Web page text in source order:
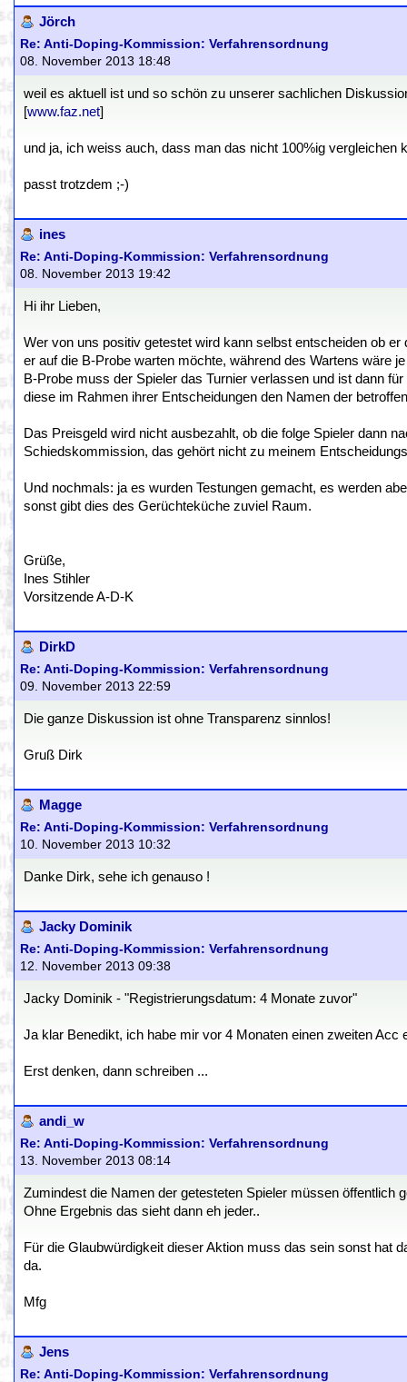
Jörch
Re: Anti-Doping-Kommission: Verfahrensordnung
08. November 2013 18:48
weil es aktuell ist und so schön zu unserer sachlichen
[www.faz.net]
und ja, ich weiss auch, dass man das nicht 100%ig vergleichen
passt trotzdem ;-)
ines
Re: Anti-Doping-Kommission: Verfahrensordnung
08. November 2013 19:42
Hi ihr Lieben,
Wer von uns positiv getestet wird kann selbst entscheiden ob
er auf die B-Probe warten möchte, während des Wartens wäre
B-Probe muss der Spieler das Turnier verlassen und ist dann
diese im Rahmen ihrer Entscheidungen den Namen der
Das Preisgeld wird nicht ausbezahlt, ob die folge Spieler dann
Schiedskommission, das gehört nicht zu meinem
Und nochmals: ja es wurden Testungen gemacht, es werden
sonst gibt dies des Gerüchteküche zuviel Raum.
Grüße,
Ines Stihler
Vorsitzende A-D-K
DirkD
Re: Anti-Doping-Kommission: Verfahrensordnung
09. November 2013 22:59
Die ganze Diskussion ist ohne Transparenz sinnlos!
Gruß Dirk
Magge
Re: Anti-Doping-Kommission: Verfahrensordnung
10. November 2013 10:32
Danke Dirk, sehe ich genauso !
Jacky Dominik
Re: Anti-Doping-Kommission: Verfahrensordnung
12. November 2013 09:38
Jacky Dominik - "Registrierungsdatum: 4 Monate zuvor"
Ja klar Benedikt, ich habe mir vor 4 Monaten einen zweiten
Erst denken, dann schreiben ...
andi_w
Re: Anti-Doping-Kommission: Verfahrensordnung
13. November 2013 08:14
Zumindest die Namen der getesteten Spieler müssen öffentlich
Ohne Ergebnis das sieht dann eh jeder..
Für die Glaubwürdigkeit dieser Aktion muss das sein sonst hat
da.
Mfg
Jens
Re: Anti-Doping-Kommission: Verfahrensordnung